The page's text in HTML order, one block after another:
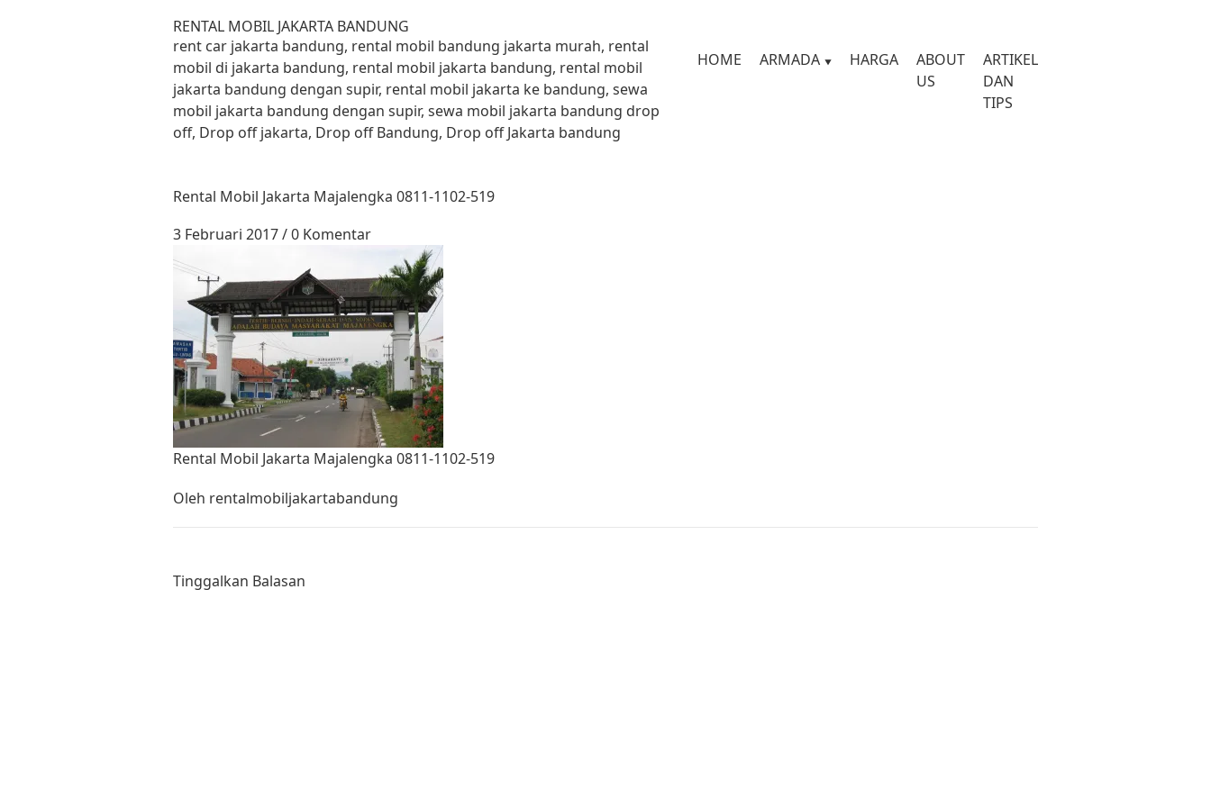
RENTAL MOBIL JAKARTA BANDUNG
rent car jakarta bandung, rental mobil bandung jakarta murah, rental
mobil di jakarta bandung, rental mobil jakarta bandung, rental mobil
jakarta bandung dengan supir, rental mobil jakarta ke bandung, sewa
mobil jakarta bandung dengan supir, sewa mobil jakarta bandung drop
off, Drop off jakarta, Drop off Bandung, Drop off Jakarta bandung
HOME ARMADA HARGA
ABOUT
US
ARTIKEL
DAN
TIPS
Rental Mobil Jakarta Majalengka 0811-1102-519
3 Februari 2017/0 Komentar
Rental Mobil Jakarta Majalengka 0811-1102-519
Oleh rentalmobiljakartabandung
Tinggalkan Balasan